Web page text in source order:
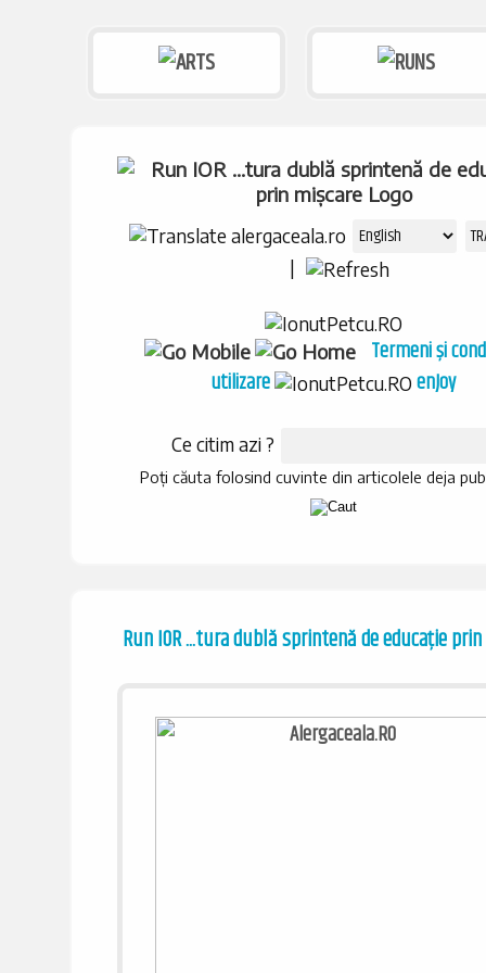
|
Termeni și
utilizare
enJoy
Ce citim azi ?
Poți căuta folosind cuvinte din articolele deja
Run IOR ...tura dublă sprintenă de educație